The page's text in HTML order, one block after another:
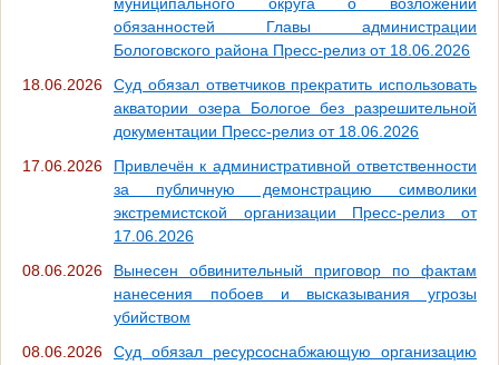
обязанностей Главы администрации
Бологовского района Пресс-релиз от 18.06.2026
18.06.2026
Суд обязал ответчиков прекратить использовать
акватории озера Бологое без разрешительной
документации Пресс-релиз от 18.06.2026
17.06.2026
Привлечён к административной ответственности
за публичную демонстрацию символики
экстремистской организации Пресс-релиз от
17.06.2026
08.06.2026
Вынесен обвинительный приговор по фактам
нанесения побоев и высказывания угрозы
убийством
08.06.2026
Суд обязал ресурсоснабжающую организацию